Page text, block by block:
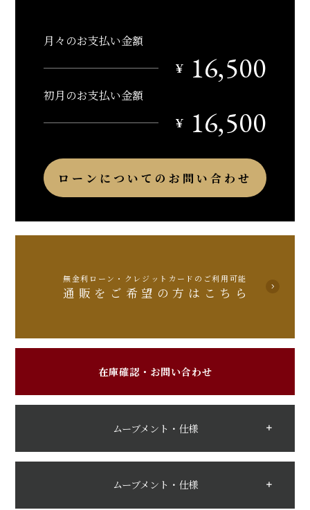
月々のお支払い金額
￥
16,500
初月のお支払い金額
￥
16,500
ローンについてのお問い合わせ
無金利ローン・クレジットカードのご利用可能
通販をご希望の方はこちら
在庫確認・お問い合わせ
ムーブメント・仕様
ムーブメント・仕様